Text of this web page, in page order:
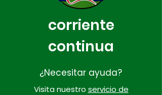
corriente
continua
¿Necesitar ayuda?
Visita nuestro servicio de